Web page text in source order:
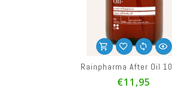
Rainpharma After Oil
€11,95